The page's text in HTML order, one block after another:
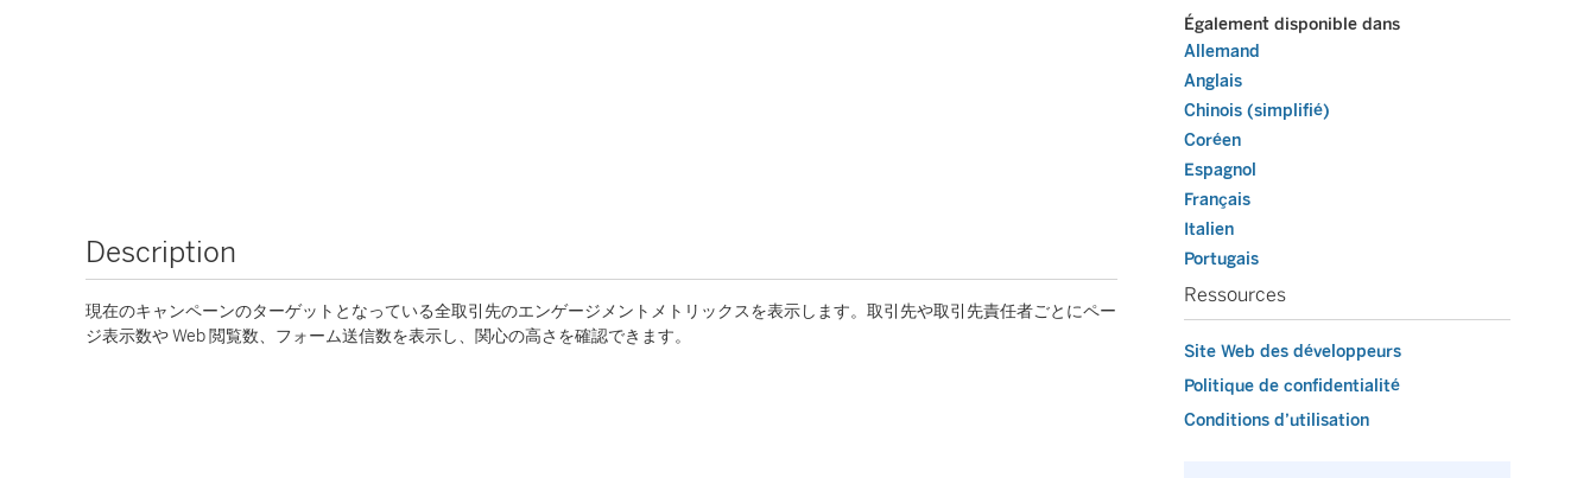
Description
現在のキャンペーンのターゲットとなっている全取引先のエンゲージメントメトリックスを表示します。取引先や取引先責任者ごとにペー
ジ表示数や Web 閲覧数、フォーム送信数を表示し、関心の高さを確認できます。
Également disponible dans
Allemand
Anglais
Chinois (simplifié)
Coréen
Espagnol
Français
Italien
Portugais
Ressources
Site Web des développeurs
Politique de confidentialité
Conditions d’utilisation